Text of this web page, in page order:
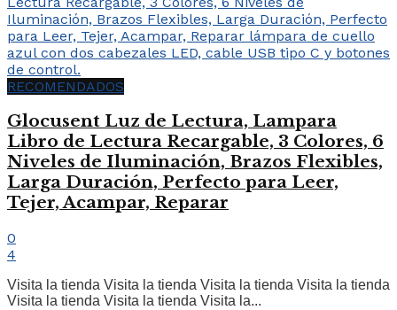
RECOMENDADOS
Glocusent Luz de Lectura, Lampara
Libro de Lectura Recargable, 3 Colores, 6
Niveles de Iluminación, Brazos Flexibles,
Larga Duración, Perfecto para Leer,
Tejer, Acampar, Reparar
0
4
Visita la tienda Visita la tienda Visita la tienda Visita la tienda
Visita la tienda Visita la tienda Visita la...